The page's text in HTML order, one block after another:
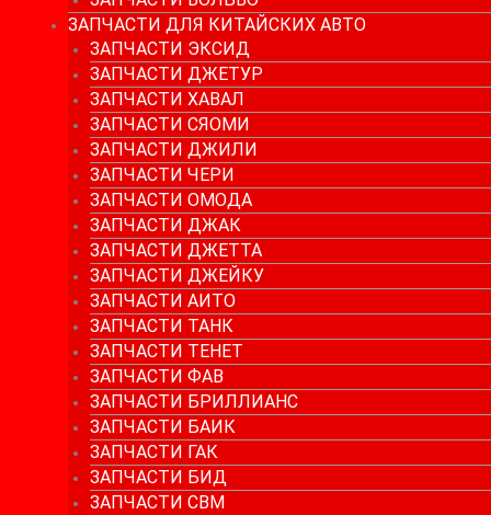
ЗАПЧАСТИ ДЛЯ КИТАЙСКИХ АВТО
ЗАПЧАСТИ ЭКСИД
ЗАПЧАСТИ ДЖЕТУР
ЗАПЧАСТИ ХАВАЛ
ЗАПЧАСТИ СЯОМИ
ЗАПЧАСТИ ДЖИЛИ
ЗАПЧАСТИ ЧЕРИ
ЗАПЧАСТИ ОМОДА
ЗАПЧАСТИ ДЖАК
ЗАПЧАСТИ ДЖЕТТА
ЗАПЧАСТИ ДЖЕЙКУ
ЗАПЧАСТИ АИТО
ЗАПЧАСТИ ТАНК
ЗАПЧАСТИ ТЕНЕТ
ЗАПЧАСТИ ФАВ
ЗАПЧАСТИ БРИЛЛИАНС
ЗАПЧАСТИ БАИК
ЗАПЧАСТИ ГАК
ЗАПЧАСТИ БИД
ЗАПЧАСТИ СВМ